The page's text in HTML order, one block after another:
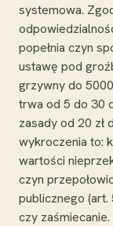
systemowa.
popełnia czyn
ustawę pod
grzywny do
trwa od 5 do 30
zasady od 20 zł
wykroczenia to:
wartości
czyn
publicznego
czy